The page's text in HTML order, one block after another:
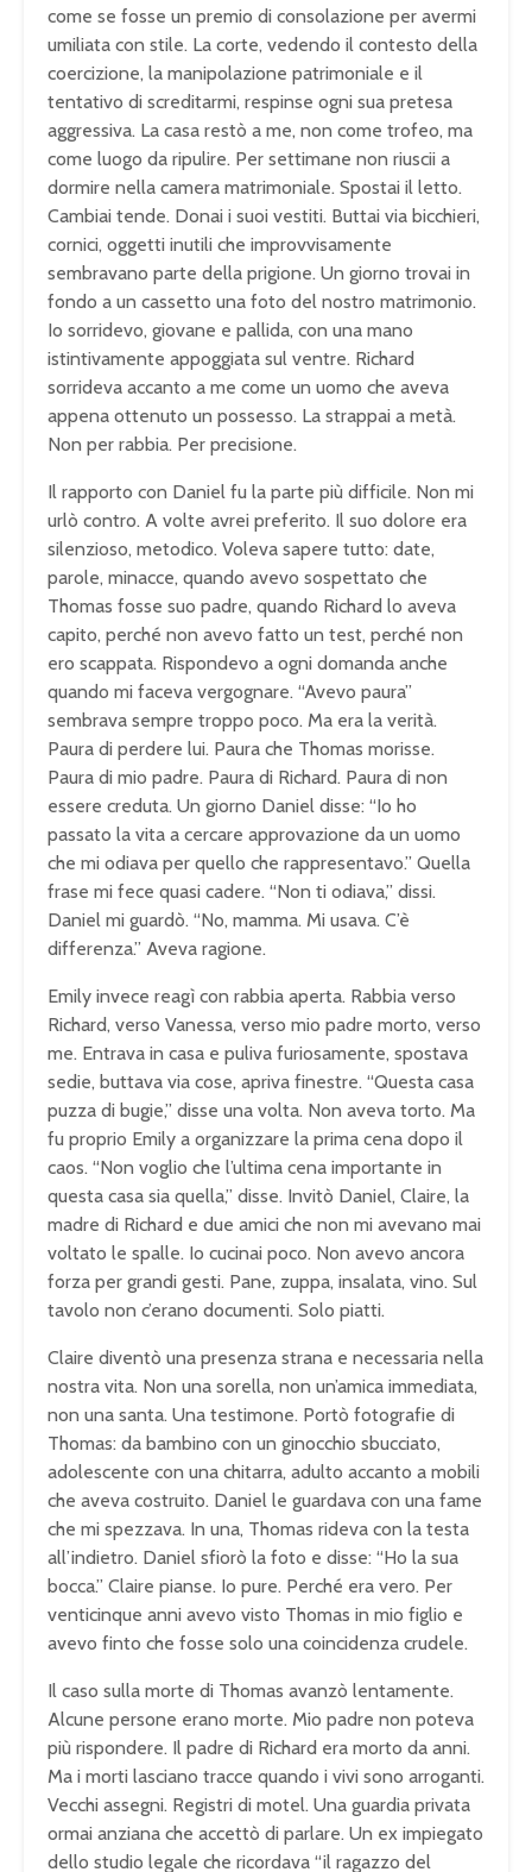
come se fosse un premio di consolazione per avermi
umiliata con stile. La corte, vedendo il contesto della
coercizione, la manipolazione patrimoniale e il
tentativo di screditarmi, respinse ogni sua pretesa
aggressiva. La casa restò a me, non come trofeo, ma
come luogo da ripulire. Per settimane non riuscii a
dormire nella camera matrimoniale. Spostai il letto.
Cambiai tende. Donai i suoi vestiti. Buttai via bicchieri,
cornici, oggetti inutili che improvvisamente
sembravano parte della prigione. Un giorno trovai in
fondo a un cassetto una foto del nostro matrimonio.
Io sorridevo, giovane e pallida, con una mano
istintivamente appoggiata sul ventre. Richard
sorrideva accanto a me come un uomo che aveva
appena ottenuto un possesso. La strappai a metà.
Non per rabbia. Per precisione.
Il rapporto con Daniel fu la parte più difficile. Non mi
urlò contro. A volte avrei preferito. Il suo dolore era
silenzioso, metodico. Voleva sapere tutto: date,
parole, minacce, quando avevo sospettato che
Thomas fosse suo padre, quando Richard lo aveva
capito, perché non avevo fatto un test, perché non
ero scappata. Rispondevo a ogni domanda anche
quando mi faceva vergognare. “Avevo paura”
sembrava sempre troppo poco. Ma era la verità.
Paura di perdere lui. Paura che Thomas morisse.
Paura di mio padre. Paura di Richard. Paura di non
essere creduta. Un giorno Daniel disse: “Io ho
passato la vita a cercare approvazione da un uomo
che mi odiava per quello che rappresentavo.” Quella
frase mi fece quasi cadere. “Non ti odiava,” dissi.
Daniel mi guardò. “No, mamma. Mi usava. C’è
differenza.” Aveva ragione.
Emily invece reagì con rabbia aperta. Rabbia verso
Richard, verso Vanessa, verso mio padre morto, verso
me. Entrava in casa e puliva furiosamente, spostava
sedie, buttava via cose, apriva finestre. “Questa casa
puzza di bugie,” disse una volta. Non aveva torto. Ma
fu proprio Emily a organizzare la prima cena dopo il
caos. “Non voglio che l’ultima cena importante in
questa casa sia quella,” disse. Invitò Daniel, Claire, la
madre di Richard e due amici che non mi avevano mai
voltato le spalle. Io cucinai poco. Non avevo ancora
forza per grandi gesti. Pane, zuppa, insalata, vino. Sul
tavolo non c’erano documenti. Solo piatti.
Claire diventò una presenza strana e necessaria nella
nostra vita. Non una sorella, non un’amica immediata,
non una santa. Una testimone. Portò fotografie di
Thomas: da bambino con un ginocchio sbucciato,
adolescente con una chitarra, adulto accanto a mobili
che aveva costruito. Daniel le guardava con una fame
che mi spezzava. In una, Thomas rideva con la testa
all’indietro. Daniel sfiorò la foto e disse: “Ho la sua
bocca.” Claire pianse. Io pure. Perché era vero. Per
venticinque anni avevo visto Thomas in mio figlio e
avevo finto che fosse solo una coincidenza crudele.
Il caso sulla morte di Thomas avanzò lentamente.
Alcune persone erano morte. Mio padre non poteva
più rispondere. Il padre di Richard era morto da anni.
Ma i morti lasciano tracce quando i vivi sono arroganti.
Vecchi assegni. Registri di motel. Una guardia privata
ormai anziana che accettò di parlare. Un ex impiegato
dello studio legale che ricordava “il ragazzo del